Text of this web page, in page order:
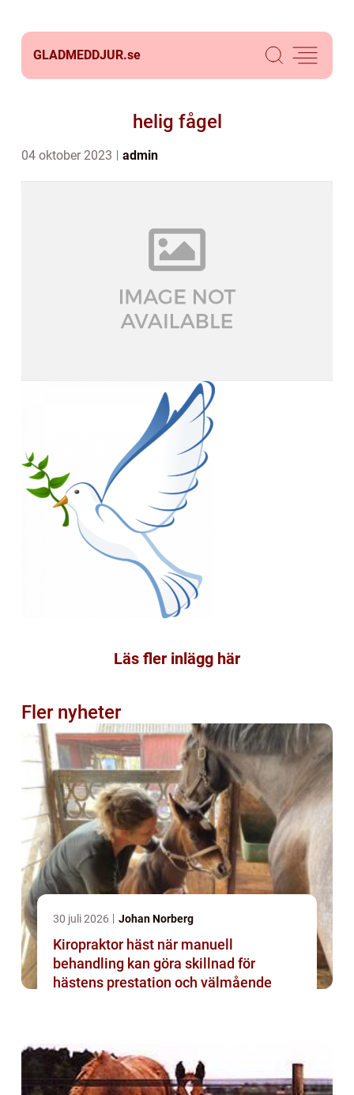
GLADMEDDJUR.se
helig fågel
04 oktober 2023 admin
Läs fler inlägg här
Fler nyheter
30 juli 2026 Johan Norberg
Kiropraktor häst när manuell
behandling kan göra skillnad för
hästens prestation och välmående